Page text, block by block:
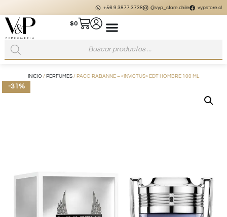
+56 9 3877 3738 @vyp_store.chile vypstore.cl
$0
INICIO / PERFUMES / PACO RABANNE – «INVICTUS» EDT HOMBRE 100 ML
-31%